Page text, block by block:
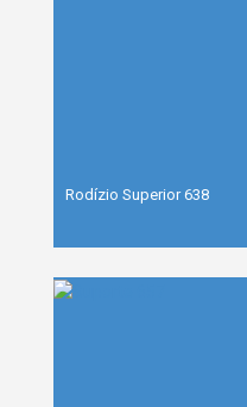
Rodízio Superior 638